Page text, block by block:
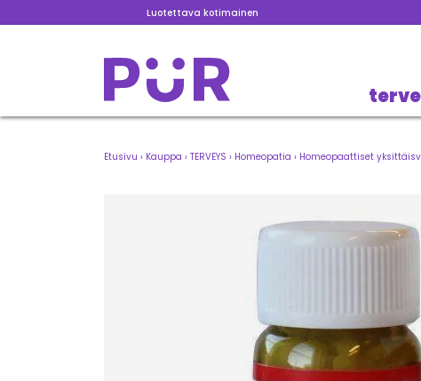
Luotettava kotimainen
Etusivu › Kauppa › TERVEYS › Homeopatia › Homeopaattiset